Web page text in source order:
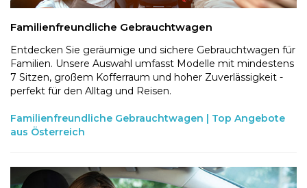
Familienfreundliche Gebrauchtwagen
Entdecken Sie geräumige und sichere Gebrauchtwagen für
Familien. Unsere Auswahl umfasst Modelle mit mindestens
7 Sitzen, großem Kofferraum und hoher Zuverlässigkeit -
perfekt für den Alltag und Reisen.
Familienfreundliche Gebrauchtwagen | Top Angebote
aus Österreich